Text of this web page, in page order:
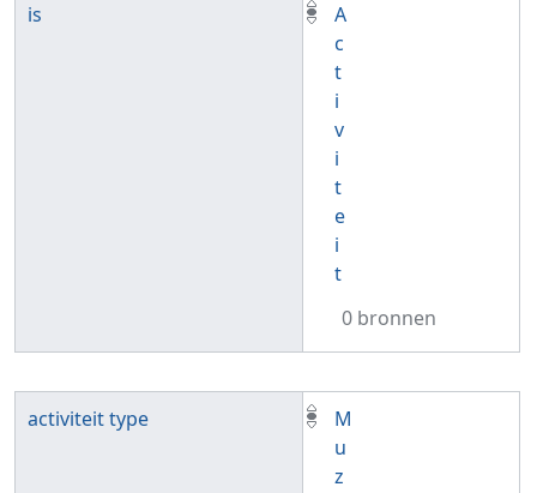
is
A
c
t
i
v
i
t
e
i
t
0 bronnen
activiteit type
M
u
z